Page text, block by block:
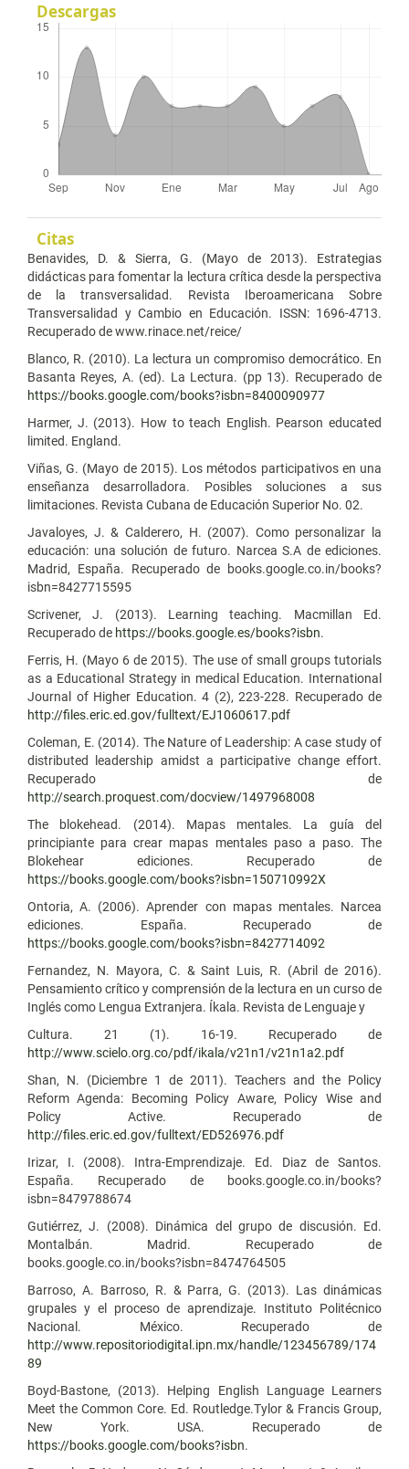
Descargas
Citas
Benavides, D. & Sierra, G. (Mayo de 2013). Estrategias
didácticas para fomentar la lectura crítica desde la perspectiva
de la transversalidad. Revista Iberoamericana Sobre
Transversalidad y Cambio en Educación. ISSN: 1696-4713.
Recuperado de www.rinace.net/reice/
Blanco, R. (2010). La lectura un compromiso democrático. En
Basanta Reyes, A. (ed). La Lectura. (pp 13). Recuperado de
https://books.google.com/books?isbn=8400090977
Harmer, J. (2013). How to teach English. Pearson educated
limited. England.
Viñas, G. (Mayo de 2015). Los métodos participativos en una
enseñanza desarrolladora. Posibles soluciones a sus
limitaciones. Revista Cubana de Educación Superior No. 02.
Javaloyes, J. & Calderero, H. (2007). Como personalizar la
educación: una solución de futuro. Narcea S.A de ediciones.
Madrid, España. Recuperado de books.google.co.in/books?
isbn=8427715595
Scrivener, J. (2013). Learning teaching. Macmillan Ed.
Recuperado de https://books.google.es/books?isbn.
Ferris, H. (Mayo 6 de 2015). The use of small groups tutorials
as a Educational Strategy in medical Education. International
Journal of Higher Education. 4 (2), 223-228. Recuperado de
http://files.eric.ed.gov/fulltext/EJ1060617.pdf
Coleman, E. (2014). The Nature of Leadership: A case study of
distributed leadership amidst a participative change effort.
Recuperado de
http://search.proquest.com/docview/1497968008
The blokehead. (2014). Mapas mentales. La guía del
principiante para crear mapas mentales paso a paso. The
Blokehear ediciones. Recuperado de
https://books.google.com/books?isbn=150710992X
Ontoria, A. (2006). Aprender con mapas mentales. Narcea
ediciones. España. Recuperado de
https://books.google.com/books?isbn=8427714092
Fernandez, N. Mayora, C. & Saint Luis, R. (Abril de 2016).
Pensamiento crítico y comprensión de la lectura en un curso de
Inglés como Lengua Extranjera. Íkala. Revista de Lenguaje y
Cultura. 21 (1). 16-19. Recuperado de
http://www.scielo.org.co/pdf/ikala/v21n1/v21n1a2.pdf
Shan, N. (Diciembre 1 de 2011). Teachers and the Policy
Reform Agenda: Becoming Policy Aware, Policy Wise and
Policy Active. Recuperado de
http://files.eric.ed.gov/fulltext/ED526976.pdf
Irizar, I. (2008). Intra-Emprendizaje. Ed. Diaz de Santos.
España. Recuperado de books.google.co.in/books?
isbn=8479788674
Gutiérrez, J. (2008). Dinámica del grupo de discusión. Ed.
Montalbán. Madrid. Recuperado de
books.google.co.in/books?isbn=8474764505
Barroso, A. Barroso, R. & Parra, G. (2013). Las dinámicas
grupales y el proceso de aprendizaje. Instituto Politécnico
Nacional. México. Recuperado de
http://www.repositoriodigital.ipn.mx/handle/123456789/174
89
Boyd-Bastone, (2013). Helping English Language Learners
Meet the Common Core. Ed. Routledge.Tylor & Francis Group,
New York. USA. Recuperado de
https://books.google.com/books?isbn.